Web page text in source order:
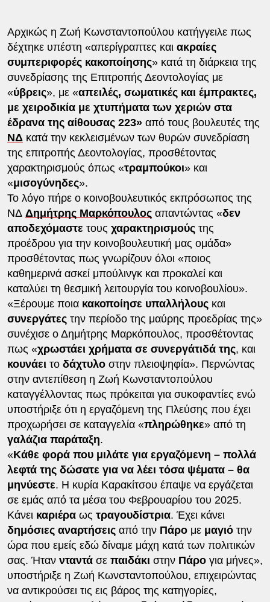
Αρχικώς η Ζωή Κωνσταντοπούλου κατήγγειλε πως
δέχτηκε υπέστη «απερίγραπτες και ακραίες
συμπεριφορές κακοποίησης» κατά τη διάρκεια της
συνεδρίασης της Επιτροπής Δεοντολογίας με
«ύβρεις», με «απειλές, σωματικές και έμπρακτες,
με χειροδικία με χτυπήματα των χεριών στα
έδρανα της αίθουσας 223»από τους βουλευτές της
ΝΔκατά την κεκλεισμένων των θυρών συνεδρίαση
της επιτροπής Δεοντολογίας, προσθέτοντας
χαρακτηρισμούς όπως «τραμπούκοι» και
«μισογύνηδες».
Το λόγο πήρε ο κοινοβουλευτικός εκπρόσωπος της
ΝΔ Δημήτρης Μαρκόπουλοςαπαντώντας «δεν
αποδεχόμαστε τους χαρακτηρισμούς της
προέδρου για την κοινοβουλευτική μας ομάδα»
προσθέτοντας πως γνωρίζουν όλοι «ποιος
καθημερινά ασκεί μπούλινγκ και προκαλεί και
καταλύει τη θεσμική λειτουργία του κοινοβουλίου».
«Ξέρουμε ποια κακοποίησε υπαλλήλουςκαι
συνεργάτες την περίοδο της μαύρης προεδρίας της»
συνέχισε ο Δημήτρης Μαρκόπουλος, προσθέτοντας
πως «χρωστάει χρήματα σε συνεργάτιδά της, και
κουνάει το δάχτυλο στην πλειοψηφία». Περνώντας
στην αντεπίθεση η Ζωή Κωνσταντοπούλου
καταγγέλλοντας πως πρόκειται για συκοφαντίες ενώ
υποστήριξε ότι η εργαζόμενη της Πλεύσης που έχει
προχωρήσει σε καταγγελία «πληρώθηκε» από τη
γαλάζια παράταξη.
«Κάθε φορά που μιλάτε για εργαζόμενη – πολλά
λεφτά της δώσατε για να λέει τόσα ψέματα – θα
μηνύεστε. Η κυρία Καρακίτσου έπαψε να εργάζεται
σε εμάς από τα μέσα του Φεβρουαρίου του 2025.
Κάνει καριέρα ως τραγουδίστρια. Έχει κάνει
δημόσιες αναρτήσειςαπό την Πάρο με μαγιό την
ώρα που εμείς εδώ δίναμε μάχη κατά των πολιτικών
σας. Ήταν νταντά σε παιδάκι στην Πάρο για μήνες»,
υποστήριξε η Ζωή Κωνσταντοπούλου, επιχειρώντας
να αντικρούσει τις εις βάρος της κατηγορίες,